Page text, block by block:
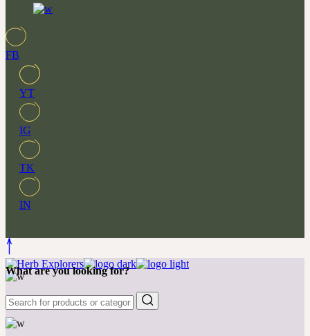
FB
YT
IG
TK
IN
What are you looking for?
New & favorites